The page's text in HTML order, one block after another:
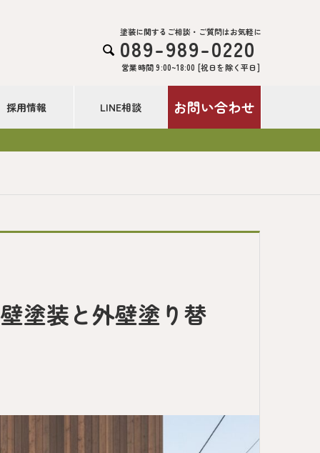

塗装に関するご相談・ご質問はお気軽に
089-989-0220
営業時間 9:00~18:00 [祝日を除く平日]
採用情報 LINE相談 お問い合わせ
塗装と外壁塗り替